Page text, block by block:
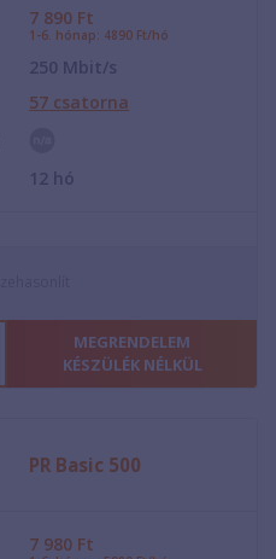
7 890 Ft
1-6. hónap: 4890 Ft/hó
250 Mbit/s
57 csatorna
12 hó
MEGRENDELEM
KÉSZÜLÉK NÉLKÜL
PR Basic 500
7 980 Ft